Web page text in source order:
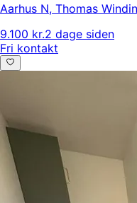
Aarhus N, Thomas
9.100 kr.2 dage siden
Fri kontakt